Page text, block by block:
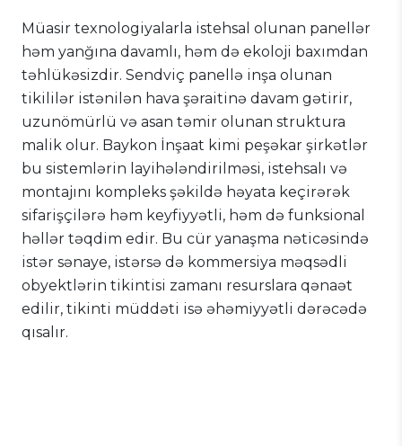
Müasir texnologiyalarla istehsal olunan panellər
həm yanğına davamlı, həm də ekoloji baxımdan
təhlükəsizdir. Sendviç panellə inşa olunan
tikililər istənilən hava şəraitinə davam gətirir,
uzunömürlü və asan təmir olunan struktura
malik olur. Baykon İnşaat kimi peşəkar şirkətlər
bu sistemlərin layihələndirilməsi, istehsalı və
montajını kompleks şəkildə həyata keçirərək
sifarişçilərə həm keyfiyyətli, həm də funksional
həllər təqdim edir. Bu cür yanaşma nəticəsində
istər sənaye, istərsə də kommersiya məqsədli
obyektlərin tikintisi zamanı resurslara qənaət
edilir, tikinti müddəti isə əhəmiyyətli dərəcədə
qısalır.